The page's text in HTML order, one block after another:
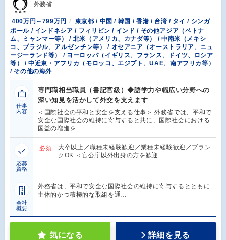
外務省
400万円～799万円
東京都 / 中国 / 韓国 / 香港 / 台湾 / タイ / シンガ
ポール / インドネシア / フィリピン / インド / その他アジア（ベトナ
ム、ミャンマー等） / 北米（アメリカ、カナダ等） / 中南米（メキシ
コ、ブラジル、アルゼンチン等） / オセアニア（オーストラリア、ニュ
ージーランド等） / ヨーロッパ（イギリス、フランス、ドイツ、ロシア
等） / 中近東・アフリカ（モロッコ、エジプト、UAE、南アフリカ等）
/ その他の海外
仕事
内容
専門職相当職員（書記官級）◆語学力や幅広い分野への
深い知見を活かして外交を支えます
＜国際社会の平和と安全を支える仕事＞ 外務省では、平和で
安全な国際社会の維持に寄与すると共に、国際社会における
国益の増進を…
応募
資格
必須
大卒以上／職種未経験歓迎／業種未経験歓迎／ブラン
クOK ＜官公庁以外出身の方を歓迎…
会社
概要
外務省は、平和で安全な国際社会の維持に寄与するとともに
主体的かつ積極的な取組を通…
気になる 詳細を見る